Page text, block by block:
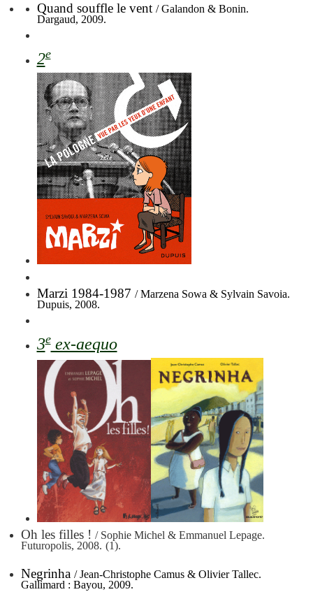
Quand souffle le vent / Galandon & Bonin.
Dargaud, 2009.
2e
Marzi 1984-1987 / Marzena Sowa & Sylvain Savoia.
Dupuis, 2008.
3eex-aequo
Oh les filles ! / Sophie Michel & Emmanuel Lepage.
Futuropolis, 2008. (1).
Negrinha / Jean-Christophe Camus & Olivier Tallec.
Gallimard : Bayou, 2009.